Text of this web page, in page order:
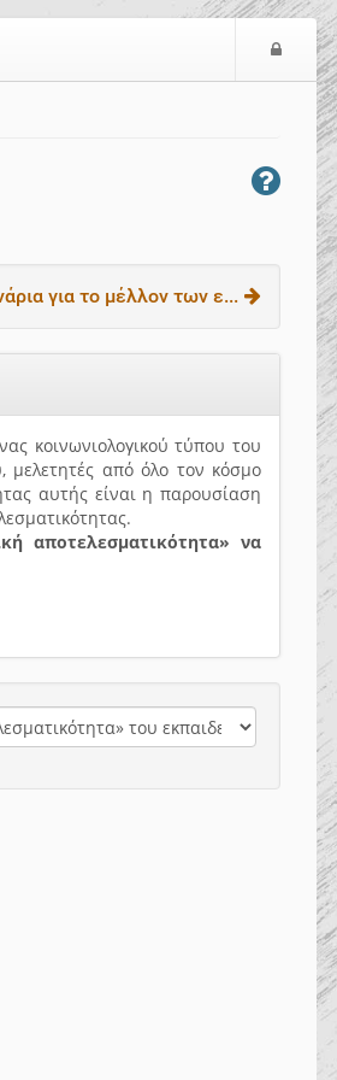
για το μέλλον των ε...
κοινωνιολογικού τύπου του
μελετητές από όλο τον κόσμο
αυτής είναι η παρουσίαση
αποτελεσματικότητα» να